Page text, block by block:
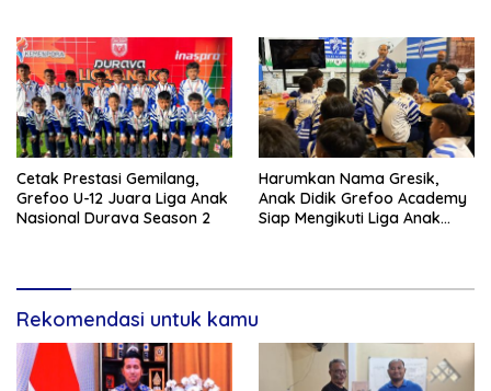
Cetak Prestasi Gemilang,
Grefoo U-12 Juara Liga Anak
Nasional Durava Season 2
Harumkan Nama Gresik,
Anak Didik Grefoo Academy
Siap Mengikuti Liga Anak
Rekomendasi untuk kamu